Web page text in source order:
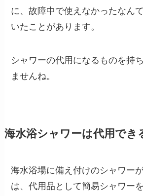
に、故障中で使えなかったなん
いたことがあります。
シャワーの代用になるものを持
ませんね。
海水浴シャワーは代用でき
海水浴場に備え付けのシャワー
は、代用品として簡易シャワー